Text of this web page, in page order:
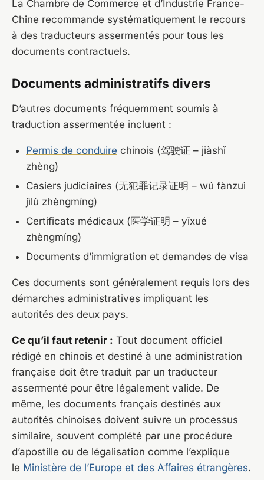
La Chambre de Commerce et d’Industrie France-
Chine recommande systématiquement le recours
à des traducteurs assermentés pour tous les
documents contractuels.
Documents administratifs divers
D’autres documents fréquemment soumis à
traduction assermentée incluent :
Permis de conduire chinois (驾驶证 – jiàshǐ
zhèng)
Casiers judiciaires (无犯罪记录证明 – wú fànzuì
jìlù zhèngmíng)
Certificats médicaux (医学证明 – yīxué
zhèngmíng)
Documents d’immigration et demandes de visa
Ces documents sont généralement requis lors des
démarches administratives impliquant les
autorités des deux pays.
Ce qu’il faut retenir : Tout document officiel
rédigé en chinois et destiné à une administration
française doit être traduit par un traducteur
assermenté pour être légalement valide. De
même, les documents français destinés aux
autorités chinoises doivent suivre un processus
similaire, souvent complété par une procédure
d’apostille ou de légalisation comme l’explique
le Ministère de l’Europe et des Affaires étrangères.